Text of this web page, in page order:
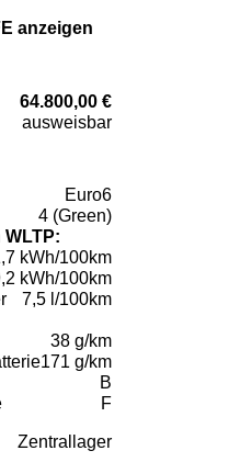
anzeigen
64.800,00 €
ausweisbar
Euro6
4 (Green)
kWh/100km
kWh/100km
7,5 l/100km
38 g/km
171 g/km
B
F
Zentrallager